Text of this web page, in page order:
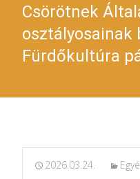
Csörötnek
osztályosainak
Fürdőkultúra
2026.03.24.